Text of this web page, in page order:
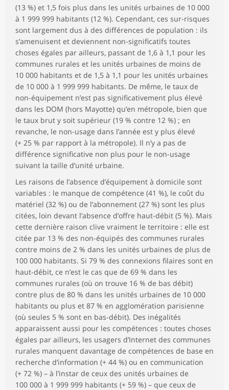
(13 %) et 1,5 fois plus dans les unités urbaines de 10 000
à 1 999 999 habitants (12 %). Cependant, ces sur-risques
sont largement dus à des différences de population : ils
s’amenuisent et deviennent non-significatifs toutes
choses égales par ailleurs, passant de 1,6 à 1,1 pour les
communes rurales et les unités urbaines de moins de
10 000 habitants et de 1,5 à 1,1 pour les unités urbaines
de 10 000 à 1 999 999 habitants. De même, le taux de
non-équipement n’est pas significativement plus élevé
dans les DOM (hors Mayotte) qu’en métropole, bien que
le taux brut y soit supérieur (19 % contre 12 %) ; en
revanche, le non-usage dans l’année est y plus élevé
(+ 25 % par rapport à la métropole). Il n’y a pas de
différence significative non plus pour le non-usage
suivant la taille d’unité urbaine.
Les raisons de l’absence d’équipement à domicile sont
variables : le manque de compétence (41 %), le coût du
matériel (32 %) ou de l’abonnement (27 %) sont les plus
citées, loin devant l’absence d’offre haut-débit (5 %). Mais
cette dernière raison clive vraiment le territoire : elle est
citée par 13 % des non-équipés des communes rurales
contre moins de 2 % dans les unités urbaines de plus de
100 000 habitants. Si 79 % des connexions filaires sont en
haut-débit, ce n’est le cas que de 69 % dans les
communes rurales (où on trouve 16 % de bas débit)
contre plus de 80 % dans les unités urbaines de 10 000
habitants ou plus et 87 % en agglomération parisienne
(où seules 5 % sont en bas-débit). Des inégalités
apparaissent aussi pour les compétences : toutes choses
égales par ailleurs, les usagers d’Internet des communes
rurales manquent davantage de compétences de base en
recherche d’information (+ 44 %) ou en communication
(+ 72 %) – à l’instar de ceux des unités urbaines de
100 000 à 1 999 999 habitants (+ 59 %) – que ceux de